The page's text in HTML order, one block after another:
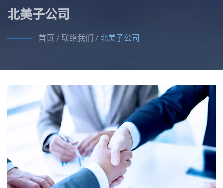
北美子公司
首页 / 联络我们 / 北美子公司